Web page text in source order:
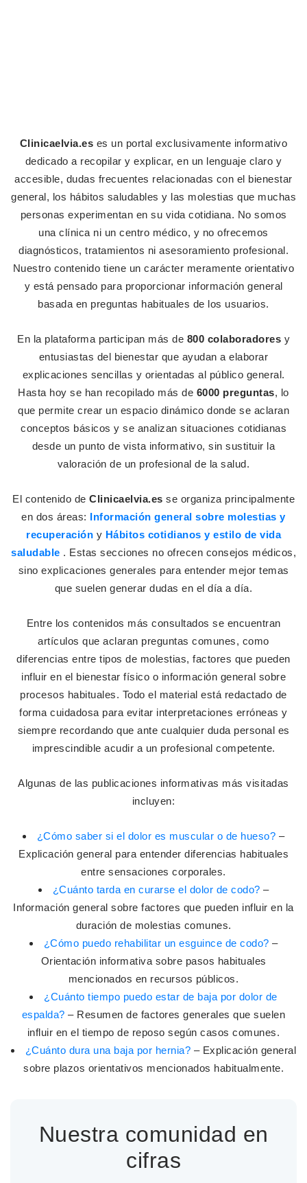
Clinicaelvia.es es un portal exclusivamente informativo
dedicado a recopilar y explicar, en un lenguaje claro y
accesible, dudas frecuentes relacionadas con el bienestar
general, los hábitos saludables y las molestias que muchas
personas experimentan en su vida cotidiana. No somos
una clínica ni un centro médico, y no ofrecemos
diagnósticos, tratamientos ni asesoramiento profesional.
Nuestro contenido tiene un carácter meramente orientativo
y está pensado para proporcionar información general
basada en preguntas habituales de los usuarios.
En la plataforma participan más de 800 colaboradores y
entusiastas del bienestar que ayudan a elaborar
explicaciones sencillas y orientadas al público general.
Hasta hoy se han recopilado más de 6000 preguntas, lo
que permite crear un espacio dinámico donde se aclaran
conceptos básicos y se analizan situaciones cotidianas
desde un punto de vista informativo, sin sustituir la
valoración de un profesional de la salud.
El contenido de Clinicaelvia.es se organiza principalmente
en dos áreas: Información general sobre molestias y
recuperación y Hábitos cotidianos y estilo de vida
saludable . Estas secciones no ofrecen consejos médicos,
sino explicaciones generales para entender mejor temas
que suelen generar dudas en el día a día.
Entre los contenidos más consultados se encuentran
artículos que aclaran preguntas comunes, como
diferencias entre tipos de molestias, factores que pueden
influir en el bienestar físico o información general sobre
procesos habituales. Todo el material está redactado de
forma cuidadosa para evitar interpretaciones erróneas y
siempre recordando que ante cualquier duda personal es
imprescindible acudir a un profesional competente.
Algunas de las publicaciones informativas más visitadas
incluyen:
¿Cómo saber si el dolor es muscular o de hueso? –
Explicación general para entender diferencias habituales
entre sensaciones corporales.
¿Cuánto tarda en curarse el dolor de codo? –
Información general sobre factores que pueden influir en la
duración de molestias comunes.
¿Cómo puedo rehabilitar un esguince de codo? –
Orientación informativa sobre pasos habituales
mencionados en recursos públicos.
¿Cuánto tiempo puedo estar de baja por dolor de
espalda?– Resumen de factores generales que suelen
influir en el tiempo de reposo según casos comunes.
¿Cuánto dura una baja por hernia? – Explicación general
sobre plazos orientativos mencionados habitualmente.
Nuestra comunidad en
cifras